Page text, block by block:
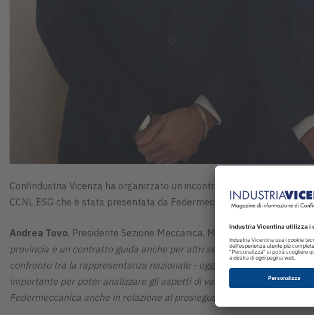
Confindustria Vicenza ha organizzato un incontro con i vertici di
CCNL ESG che è stata presentata da Federmeccanica e ASSISTAL
Andrea Tovo, Presidente Sezione Meccanica, Metallurgica ed
provincia e un contratto guida anche per altri settori di filiera. In
confronto tra la rappresentanza nazionale - oggi in capo ad un
importante per poter analizzare gli aspetti di valore di tale proposta
Federmeccanica anche in relazione al prosieguo che potrà avere il